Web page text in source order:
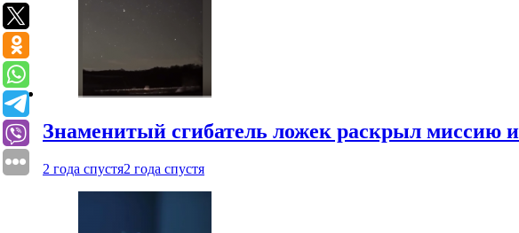
Знаменитый сгибатель ложек раскрыл миссию
2 года спустя2 года спустя